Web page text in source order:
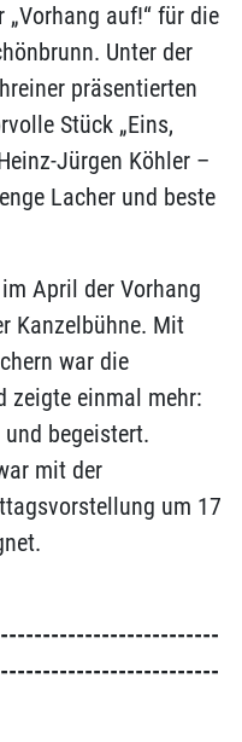
„Vorhang auf!“ für die
Unter der
präsentierten
Stück „Eins,
Jürgen Köhler –
Lacher und beste
April der Vorhang
Kanzelbühne. Mit
war die
zeigte einmal mehr:
begeistert.
mit der
um 17